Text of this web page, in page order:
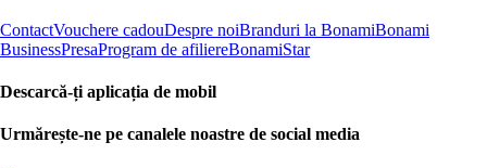
ContactVouchere cadouDespre noiBranduri la BonamiBonami
BusinessPresaProgram de afiliereBonamiStar
Descarcă-ți aplicația de mobil
Urmărește-ne pe canalele noastre de social media